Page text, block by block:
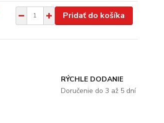
Pridať do košíka
RÝCHLE DODANIE
Doručenie do 3 až 5 dní